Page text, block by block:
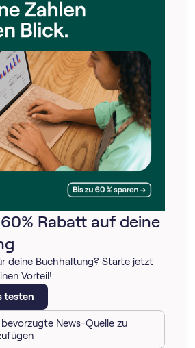
Rabatt auf deine
deine Buchhaltung? Starte jetzt
Vorteil!
testen
News-Quelle zu